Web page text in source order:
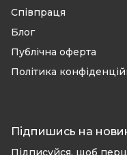
Співпраця
Блог
Публічна оферта
Політика
Підпишись на
Підписуйся, щоб